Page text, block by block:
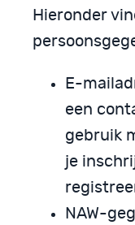
Hieronder
E-
een
gebruik
je
NAW-